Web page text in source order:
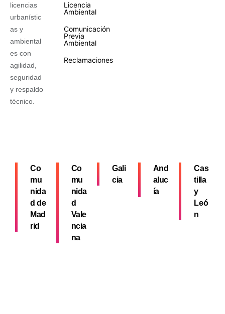
licencias
urbanístic
as y
ambiental
es con
agilidad,
seguridad
y respaldo
técnico.
Licencia
Ambiental
Comunicación
Previa
Ambiental
Reclamaciones
Co
mu
nida
d de
Mad
rid
Co
mu
nida
d
Vale
ncia
na
Gali
cia
And
aluc
ía
Cas
tilla
y
Leó
n